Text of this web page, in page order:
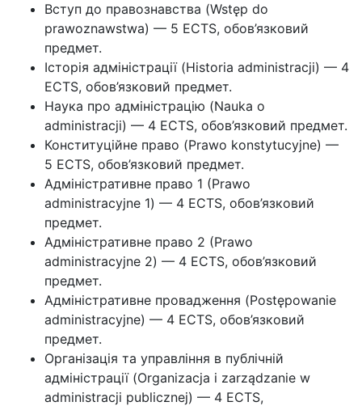
Вступ до правознавства (Wstęp do
prawoznawstwa) — 5 ECTS, обов’язковий
предмет.
Історія адміністрації (Historia administracji) — 4
ECTS, обов’язковий предмет.
Наука про адміністрацію (Nauka o
administracji) — 4 ECTS, обов’язковий предмет.
Конституційне право (Prawo konstytucyjne) —
5 ECTS, обов’язковий предмет.
Адміністративне право 1 (Prawo
administracyjne 1) — 4 ECTS, обов’язковий
предмет.
Адміністративне право 2 (Prawo
administracyjne 2) — 4 ECTS, обов’язковий
предмет.
Адміністративне провадження (Postępowanie
administracyjne) — 4 ECTS, обов’язковий
предмет.
Організація та управління в публічній
адміністрації (Organizacja i zarządzanie w
administracji publicznej) — 4 ECTS,